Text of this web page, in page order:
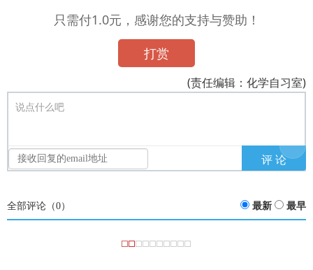
只需付1.0元，感谢您的支持与赞助！
打赏
(责任编辑：化学自习室)
说点什么吧
全部评论（0） 最新 最早